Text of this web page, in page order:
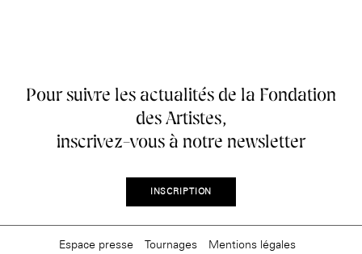
Pour suivre les actualités de la Fondation
des Artistes,
inscrivez-vous à notre newsletter
INSCRIPTION
Espace presse Tournages Mentions légales